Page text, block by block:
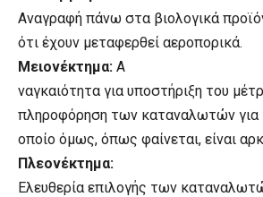
Αναγραφή πάνω στα βιολογικά
ότι έχουν μεταφερθεί αεροπορικά.
Μειονέκτημα: Α
ναγκαιότητα για υποστήριξη του
πληροφόρηση των καταναλωτών για
οποίο όμως, όπως φαίνεται, είναι
Πλεονέκτημα:
Ελευθερία επιλογής των